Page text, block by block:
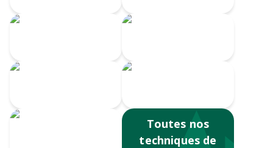
Toutes nos
techniques de